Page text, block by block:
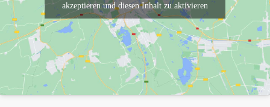
akzeptieren und diesen Inhalt zu aktivieren